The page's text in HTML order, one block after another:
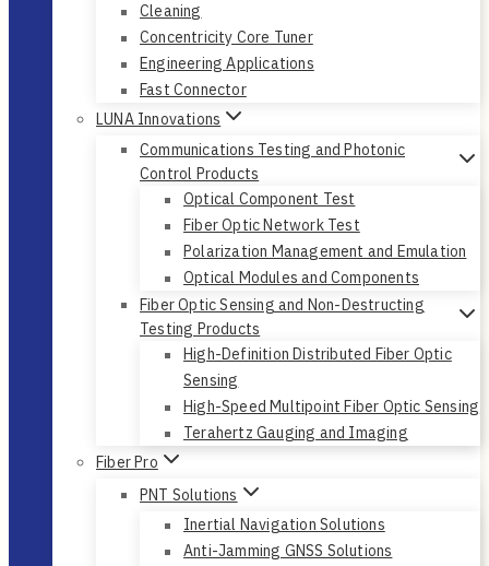
Cleaning
Concentricity Core Tuner
Engineering Applications
Fast Connector
LUNA Innovations
Communications Testing and Photonic
Control Products
Optical Component Test
Fiber Optic Network Test
Polarization Management and Emulation
Optical Modules and Components
Fiber Optic Sensing and Non-Destructing
Testing Products
High-Definition Distributed Fiber Optic
Sensing
High-Speed Multipoint Fiber Optic Sensing
Terahertz Gauging and Imaging
Fiber Pro
PNT Solutions
Inertial Navigation Solutions
Anti-Jamming GNSS Solutions